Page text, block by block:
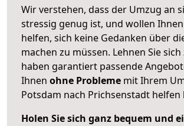
Wir verstehen, dass der Umzug an
stressig genug ist, und wollen
helfen, sich keine Gedanken über
machen zu müssen. Lehnen Sie
haben garantiert passende
Ihnen ohne Probleme mit Ihrem
Potsdam nach Prichsenstadt helfen
Holen Sie sich ganz bequem und